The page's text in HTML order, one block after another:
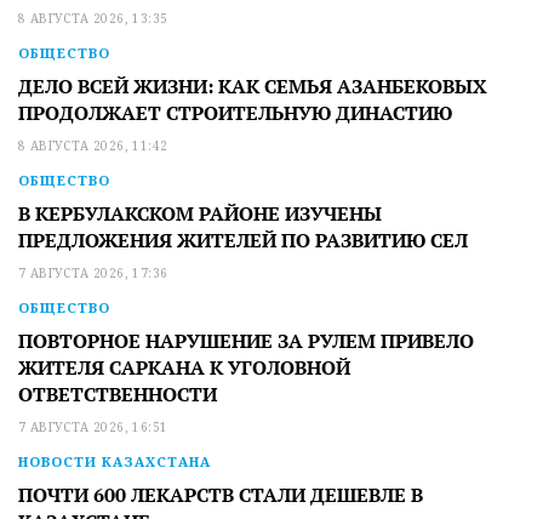
8 АВГУСТА 2026, 13:35
ОБЩЕСТВО
ДЕЛО ВСЕЙ ЖИЗНИ: КАК СЕМЬЯ АЗАНБЕКОВЫХ
ПРОДОЛЖАЕТ СТРОИТЕЛЬНУЮ ДИНАСТИЮ
8 АВГУСТА 2026, 11:42
ОБЩЕСТВО
В КЕРБУЛАКСКОМ РАЙОНЕ ИЗУЧЕНЫ
ПРЕДЛОЖЕНИЯ ЖИТЕЛЕЙ ПО РАЗВИТИЮ СЕЛ
7 АВГУСТА 2026, 17:36
ОБЩЕСТВО
ПОВТОРНОЕ НАРУШЕНИЕ ЗА РУЛЕМ ПРИВЕЛО
ЖИТЕЛЯ САРКАНА К УГОЛОВНОЙ
ОТВЕТСТВЕННОСТИ
7 АВГУСТА 2026, 16:51
НОВОСТИ КАЗАХСТАНА
ПОЧТИ 600 ЛЕКАРСТВ СТАЛИ ДЕШЕВЛЕ В